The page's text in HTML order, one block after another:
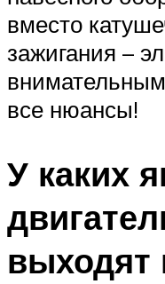
вместо
зажигания –
все нюансы!
У каких
выходят